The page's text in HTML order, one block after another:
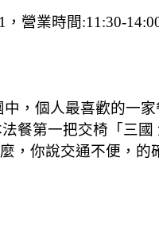
營業時間:11:30-
，個人最喜歡的一
餐第一把交椅「三
，你說交通不便，